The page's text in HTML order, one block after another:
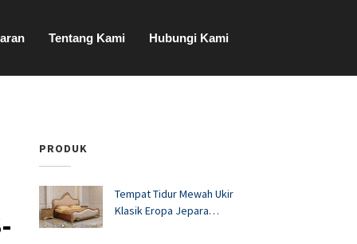
Tentang Kami Hubungi Kami
PRODUK
Tempat Tidur Mewah Ukir
Klasik Eropa Jepara